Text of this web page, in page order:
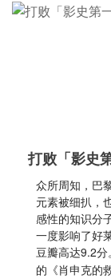
打败「影史
众所周知，巴
元素被细扒，
感性的知识分
一度影响了好
豆瓣高达9.2分
的《肖申克的